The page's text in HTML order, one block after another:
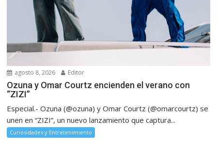
agosto 8, 2026 Editor
Ozuna y Omar Courtz encienden el verano con
“ZIZI”
Especial.- Ozuna (@ozuna) y Omar Courtz (@omarcourtz) se
unen en “ZIZI”, un nuevo lanzamiento que captura...
Curiosidades y Entretenimiento